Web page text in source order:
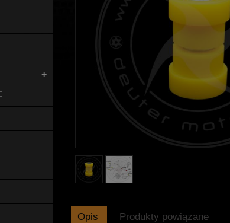
+
Opis Produkty powiązane